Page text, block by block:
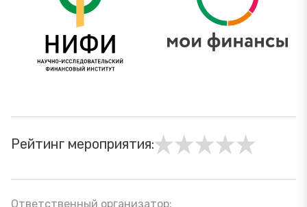
Рейтинг мероприятия:
Ответственный организатор: